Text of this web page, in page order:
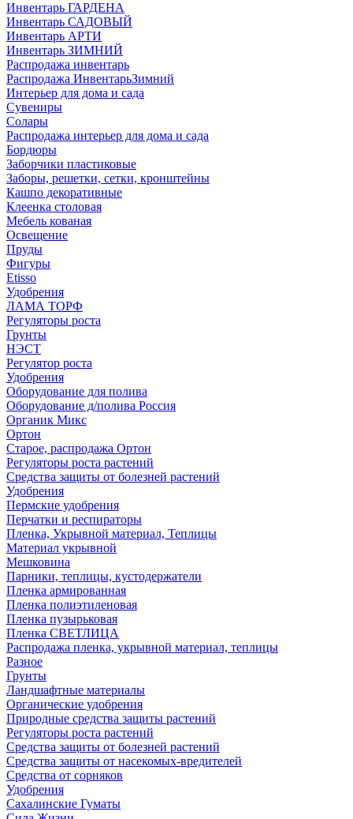
Инвентарь ГАРДЕНА
Инвентарь САДОВЫЙ
Инвентарь АРТИ
Инвентарь ЗИМНИЙ
Распродажа инвентарь
Распродажа ИнвентарьЗимний
Интерьер для дома и сада
Сувениры
Солары
Распродажа интерьер для дома и сада
Бордюры
Заборчики пластиковые
Заборы, решетки, сетки, кронштейны
Кашпо декоративные
Клеенка столовая
Мебель кованая
Освещение
Пруды
Фигуры
Etisso
Удобрения
ЛАМА ТОРФ
Регуляторы роста
Грунты
НЭСТ
Регулятор роста
Удобрения
Оборудование для полива
Оборудование д/полива Россия
Органик Микс
Ортон
Старое, распродажа Ортон
Регуляторы роста растений
Средства защиты от болезней растений
Удобрения
Пермские удобрения
Перчатки и респираторы
Пленка, Укрывной материал, Теплицы
Материал укрывной
Мешковина
Парники, теплицы, кустодержатели
Пленка армированная
Пленка полиэтиленовая
Пленка пузырьковая
Пленка СВЕТЛИЦА
Распродажа пленка, укрывной материал, теплицы
Разное
Грунты
Ландшафтные материалы
Органические удобрения
Природные средства защиты растений
Регуляторы роста растений
Средства защиты от болезней растений
Средства защиты от насекомых-вредителей
Средства от сорняков
Удобрения
Сахалинские Гуматы